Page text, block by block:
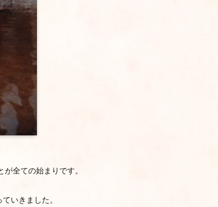
が全ての始まりです。
いきました。